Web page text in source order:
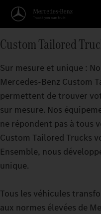
Custom Tailored
Sur mesure et unique :
Mercedes‑Benz Custom
permettent de trouver
sur mesure. Nos
ne répondent pas à tous
Custom Tailored Trucks
Ensemble, nous
unique.
Tous les véhicules
aux normes élevées de